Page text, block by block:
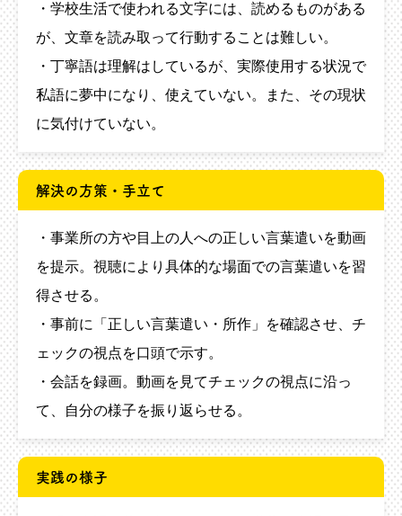
・学校生活で使われる文字には、読めるものがある
が、文章を読み取って行動することは難しい。
・丁寧語は理解はしているが、実際使用する状況で
私語に夢中になり、使えていない。また、その現状
に気付けていない。
解決の方策・手立て
・事業所の方や目上の人への正しい言葉遣いを動画
を提示。視聴により具体的な場面での言葉遣いを習
得させる。
・事前に「正しい言葉遣い・所作」を確認させ、チ
ェックの視点を口頭で示す。
・会話を録画。動画を見てチェックの視点に沿っ
て、自分の様子を振り返らせる。
実践の様子